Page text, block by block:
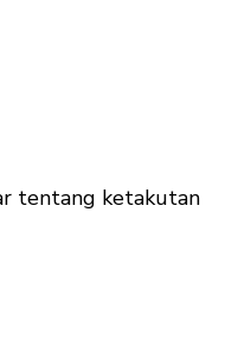
tentang ketakutan